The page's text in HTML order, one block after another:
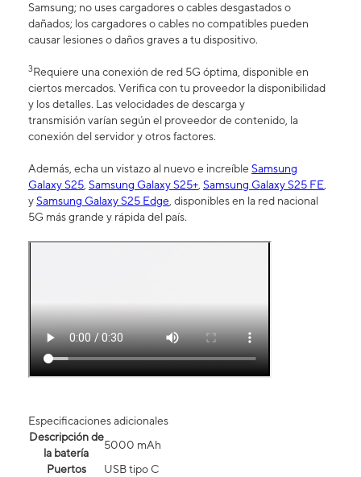
Samsung; no uses cargadores o cables desgastados o
dañados; los cargadores o cables no compatibles pueden
causar lesiones o daños graves a tu dispositivo.
3Requiere una conexión de red 5G óptima, disponible en
ciertos mercados. Verifica con tu proveedor la disponibilidad
y los detalles. Las velocidades de descarga y
transmisión varían según el proveedor de contenido, la
conexión del servidor y otros factores.
Además, echa un vistazo al nuevo e increíble Samsung
Galaxy S25, Samsung Galaxy S25+, Samsung Galaxy S25 FE,
ySamsung Galaxy S25 Edge, disponibles en la red nacional
5G más grande y rápida del país.
Especificaciones adicionales
Descripción de
la batería
5000 mAh
Puertos
USB tipo C